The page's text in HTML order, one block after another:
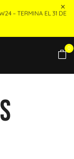
– TERMINA EL 31 DE
0